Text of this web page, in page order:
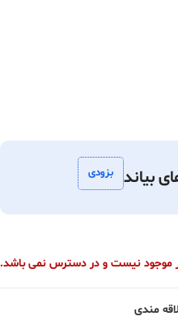
بیاند بزودی
موجود نیست و در دسترس نمی باشد.
مندی